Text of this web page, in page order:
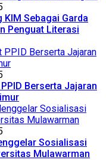
Sebagai Garda
Penguat Literasi
Berserta Jajaran
Sosialisasi
Mulawarman